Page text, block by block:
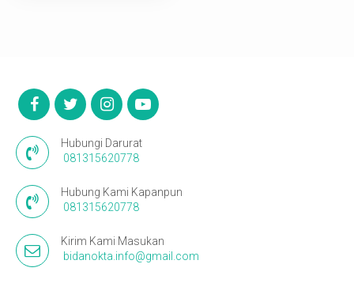
Hubungi Darurat
081315620778
Hubung Kami Kapanpun
081315620778
Kirim Kami Masukan
bidanokta.info@gmail.com